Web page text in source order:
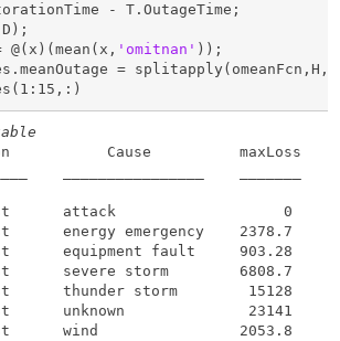
- T.OutageTime;
@(x)(mean(x, 'omitnan' ));
=
Cause          maxLoss
attack                   0
energy emergency    2378.7
equipment fault     903.28
severe storm        6808.7
thunder storm        15128
unknown              23141
wind                2053.8